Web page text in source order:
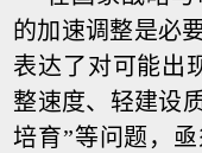
的加速调整是必
表达了对可能出
整速度、轻建设
培育”等问题，